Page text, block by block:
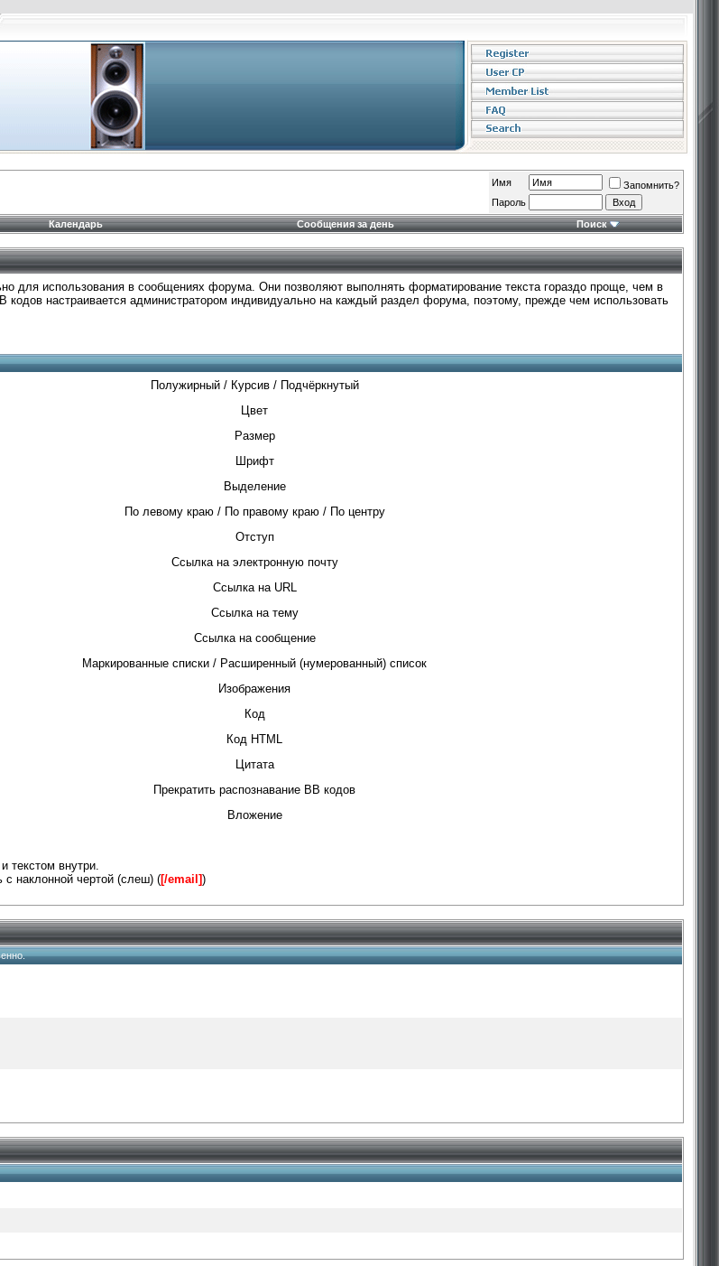
Имя
Запомнить?
Пароль
Календарь Сообщения за день Поиск
для использования в сообщениях форума. Они позволяют выполнять форматирование текста гораздо проще, чем в
настраивается администратором индивидуально на каждый раздел форума, поэтому, прежде чем использовать
Полужирный / Курсив / Подчёркнутый
Цвет
Размер
Шрифт
Выделение
По левому краю / По правому краю / По центру
Отступ
Ссылка на электронную почту
Ссылка на URL
Ссылка на тему
Ссылка на сообщение
Маркированные списки / Расширенный (нумерованный) список
Изображения
Код
Код HTML
Цитата
Прекратить распознавание BB кодов
Вложение
текстом внутри.
наклонной чертой (слеш) ([/email])